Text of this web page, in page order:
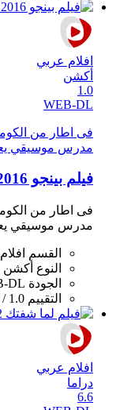
افلام عربي
أكشن
1.0
WEB-DL
فى اطار من
مدرس موسيقي
فيلم بينجو 2016 HD
فى اطار من
مدرس موسيقي
القسم
النوع أكشن
الجودة DL
التقييم 1.0 / 10
افلام عربي
دراما
6.6